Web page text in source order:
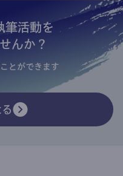
筆活動を
んか？
とができます